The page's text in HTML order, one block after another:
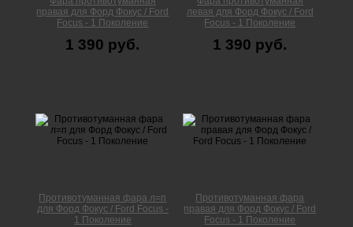
правая для Форд Фокус / Ford
Focus - 1 Поколение
1 390 руб.
левая для Форд Фокус / Ford
Focus - 1 Поколение
1 390 руб.
Противотуманная фара л=п
для Форд Фокус / Ford Focus -
1 Поколение
Противотуманная фара
правая для Форд Фокус / Ford
Focus - 1 Поколение